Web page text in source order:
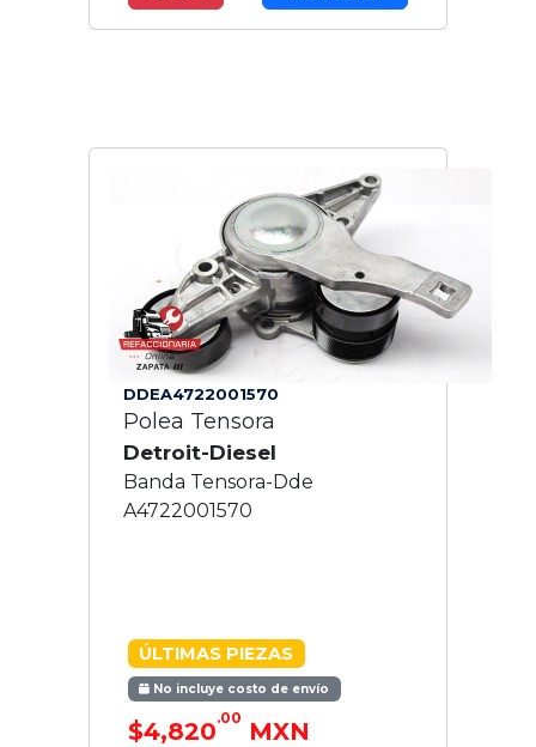
DDEA4722001570
Polea Tensora
Detroit-Diesel
Banda Tensora-Dde
A4722001570
ÚLTIMAS PIEZAS
No incluye costo de envío
$4,820.00 MXN